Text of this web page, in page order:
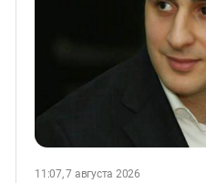
11:07, 7 августа 2026